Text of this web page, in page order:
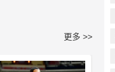
更多 >>